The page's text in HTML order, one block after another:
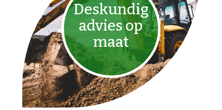
Deskundig
advies op
maat